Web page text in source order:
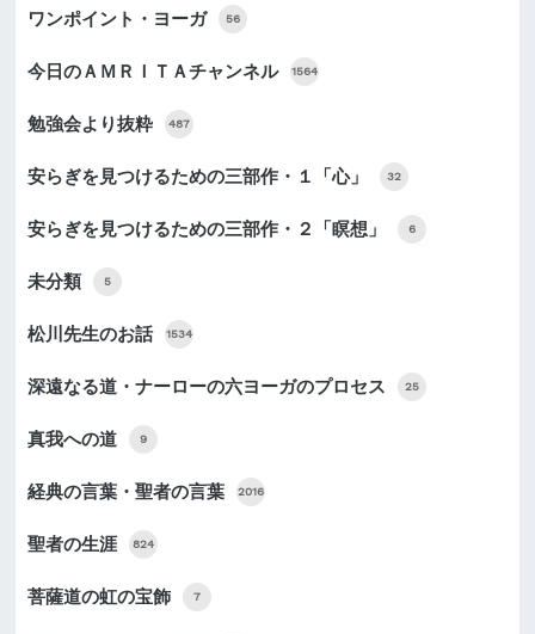
ワンポイント・ヨーガ 56
今日のＡＭＲＩＴＡチャンネル 1564
勉強会より抜粋 487
安らぎを見つけるための三部作・１「心」 32
安らぎを見つけるための三部作・２「瞑想」 6
未分類 5
松川先生のお話 1534
深遠なる道・ナーローの六ヨーガのプロセス 25
真我への道 9
経典の言葉・聖者の言葉 2016
聖者の生涯 824
菩薩道の虹の宝飾 7